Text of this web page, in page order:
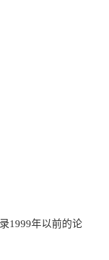
1999年以前的论